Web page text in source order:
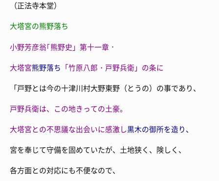
（正法寺本堂）
大塔宮の熊野落ち
小野芳彦翁｢熊野史」第十一章・
大塔宮熊野落ち 「竹原八郎・戸野兵衛」の条に
「戸野とは今の十津川村大野東野（とうの）の事であり、
戸野兵衛は、この地きっての土豪。
大塔宮との不思議な出会いに感激し黒木の御所を造り、
宮を奉じて守備を固めていたが、土地狭く、険しく、
各方面との対応にも不便なので、